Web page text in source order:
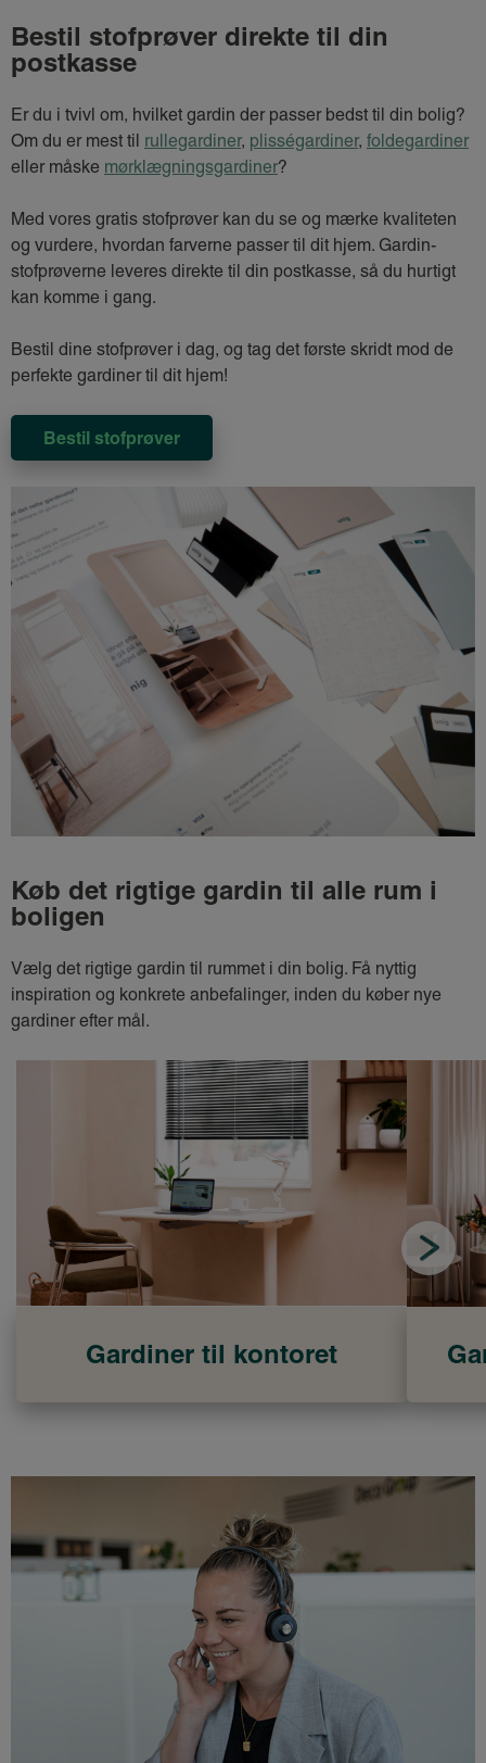
Bestil stofprøver direkte til din
postkasse
Er du i tvivl om, hvilket gardin der passer bedst til din bolig?
Om du er mest til rullegardiner, plisségardiner, foldegardiner
eller måske mørklægningsgardiner?
Med vores gratis stofprøver kan du se og mærke kvaliteten
og vurdere, hvordan farverne passer til dit hjem. Gardin-
stofprøverne leveres direkte til din postkasse, så du hurtigt
kan komme i gang.
Bestil dine stofprøver i dag, og tag det første skridt mod de
perfekte gardiner til dit hjem!
Bestil stofprøver
Køb det rigtige gardin til alle rum i
boligen
Vælg det rigtige gardin til rummet i din bolig. Få nyttig
inspiration og konkrete anbefalinger, inden du køber nye
gardiner efter mål.
Gardiner til kontoret